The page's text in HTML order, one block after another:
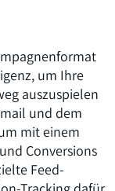
um Ihre
auszuspielen
und dem
mit einem
Conversions
Feed-